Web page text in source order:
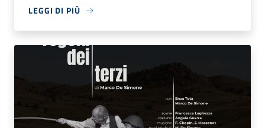
LEGGI DI PIÙ